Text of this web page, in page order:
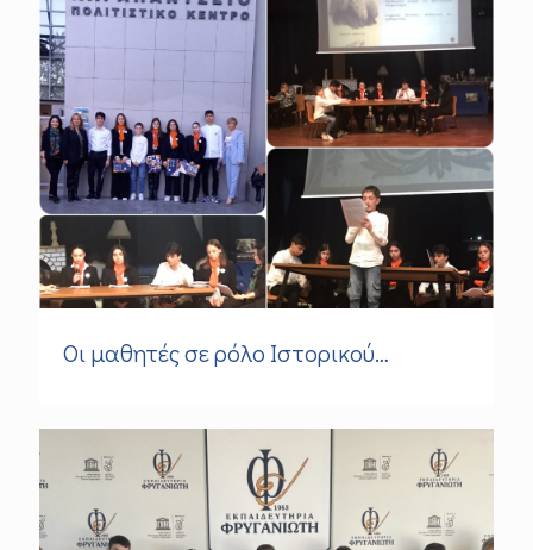
Οι μαθητές σε ρόλο Ιστορικού…